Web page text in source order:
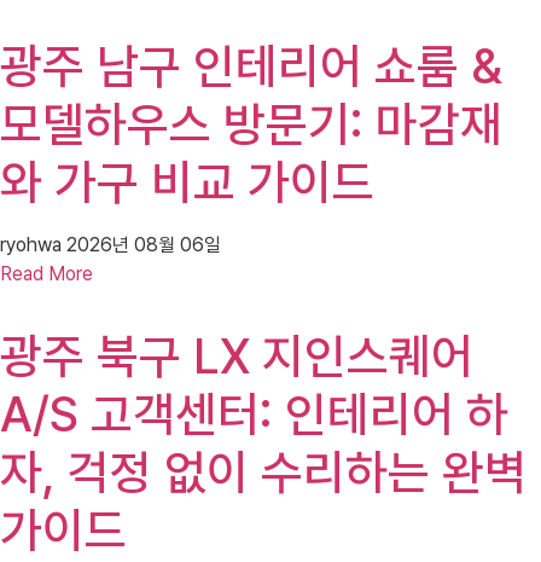
광주 남구 인테리어 쇼룸 &
모델하우스 방문기: 마감재
와 가구 비교 가이드
ryohwa 2026년 08월 06일
Read More
광주 북구 LX 지인스퀘어
A/S 고객센터: 인테리어 하
자, 걱정 없이 수리하는 완벽
가이드